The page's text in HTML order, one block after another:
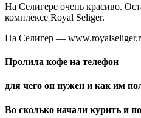
На Селигере очень красиво.
комплексе Royal Seliger.
На Селигер —
Пролила кофе на телефон
для чего он нужен и как им
Во сколько начали курить и